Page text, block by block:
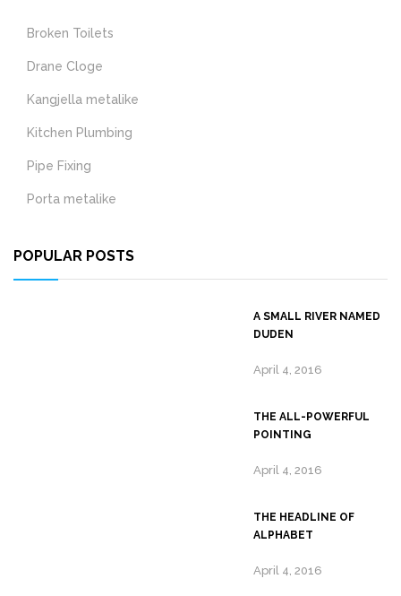
Broken Toilets
Drane Cloge
Kangjella metalike
Kitchen Plumbing
Pipe Fixing
Porta metalike
POPULAR POSTS
A SMALL RIVER NAMED
DUDEN
April 4, 2016
THE ALL-POWERFUL
POINTING
April 4, 2016
THE HEADLINE OF
ALPHABET
April 4, 2016